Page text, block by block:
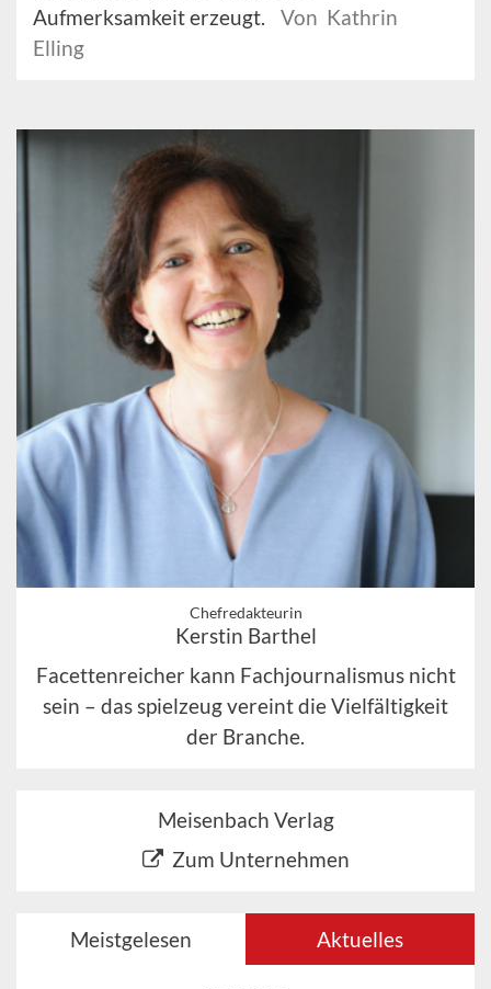
Aufmerksamkeit erzeugt.
Von Kathrin
Elling
Chefredakteurin
Kerstin Barthel
Facettenreicher kann Fachjournalismus nicht
sein – das spielzeug vereint die Vielfältigkeit
der Branche.
Meisenbach Verlag
Zum Unternehmen
Meistgelesen Aktuelles